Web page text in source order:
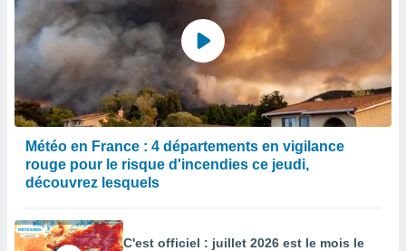
Météo en France : 4 départements en vigilance
rouge pour le risque d'incendies ce jeudi,
découvrez lesquels
C'est officiel : juillet 2026 est le mois le